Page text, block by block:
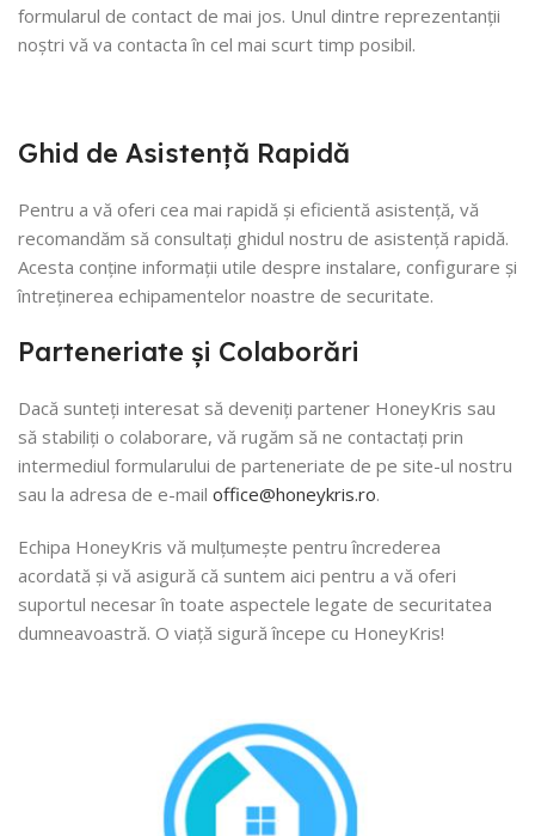
formularul de contact de mai jos. Unul dintre reprezentanții
noștri vă va contacta în cel mai scurt timp posibil.
Ghid de Asistență Rapidă
Pentru a vă oferi cea mai rapidă și eficientă asistență, vă
recomandăm să consultați ghidul nostru de asistență rapidă.
Acesta conține informații utile despre instalare, configurare și
întreținerea echipamentelor noastre de securitate.
Parteneriate și Colaborări
Dacă sunteți interesat să deveniți partener HoneyKris sau
să stabiliți o colaborare, vă rugăm să ne contactați prin
intermediul formularului de parteneriate de pe site-ul nostru
sau la adresa de e-mail office@honeykris.ro.
Echipa HoneyKris vă mulțumește pentru încrederea
acordată și vă asigură că suntem aici pentru a vă oferi
suportul necesar în toate aspectele legate de securitatea
dumneavoastră. O viață sigură începe cu HoneyKris!